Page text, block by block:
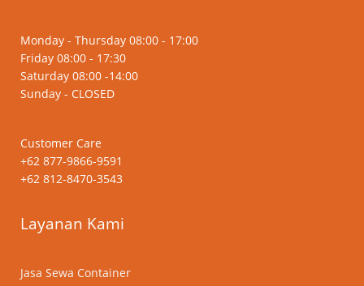
Monday - Thursday 08:00 - 17:00
Friday 08:00 - 17:30
Saturday 08:00 -14:00
Sunday - CLOSED
Customer Care
+62 877-9866-9591
+62 812-8470-3543
Layanan Kami
Jasa Sewa Container